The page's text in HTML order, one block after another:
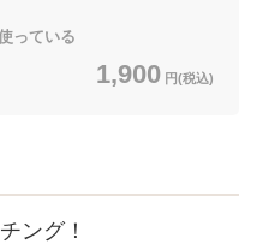
ている
1,900 円(税込)
ング！